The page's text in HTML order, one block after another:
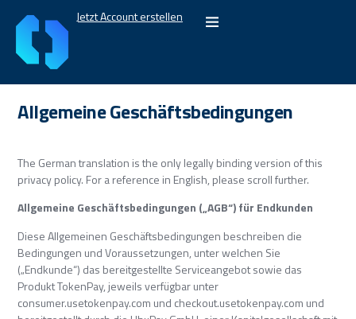
Jetzt Account erstellen
Allgemeine Geschäftsbedingungen
The German translation is the only legally binding version of this
privacy policy. For a reference in English, please scroll further.
Allgemeine Geschäftsbedingungen („AGB“) für Endkunden
Diese Allgemeinen Geschäftsbedingungen beschreiben die
Bedingungen und Voraussetzungen, unter welchen Sie
(„Endkunde“) das bereitgestellte Serviceangebot sowie das
Produkt TokenPay, jeweils verfügbar unter
consumer.usetokenpay.com und checkout.usetokenpay.com und